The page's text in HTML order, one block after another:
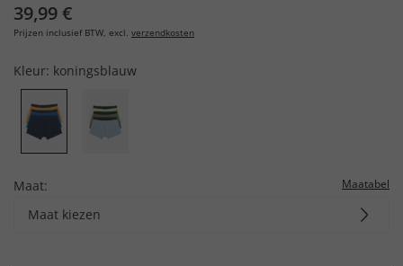
39,99 €
Prijzen inclusief BTW, excl. verzendkosten
Kleur: koningsblauw
Maat: Maatabel
Maat kiezen